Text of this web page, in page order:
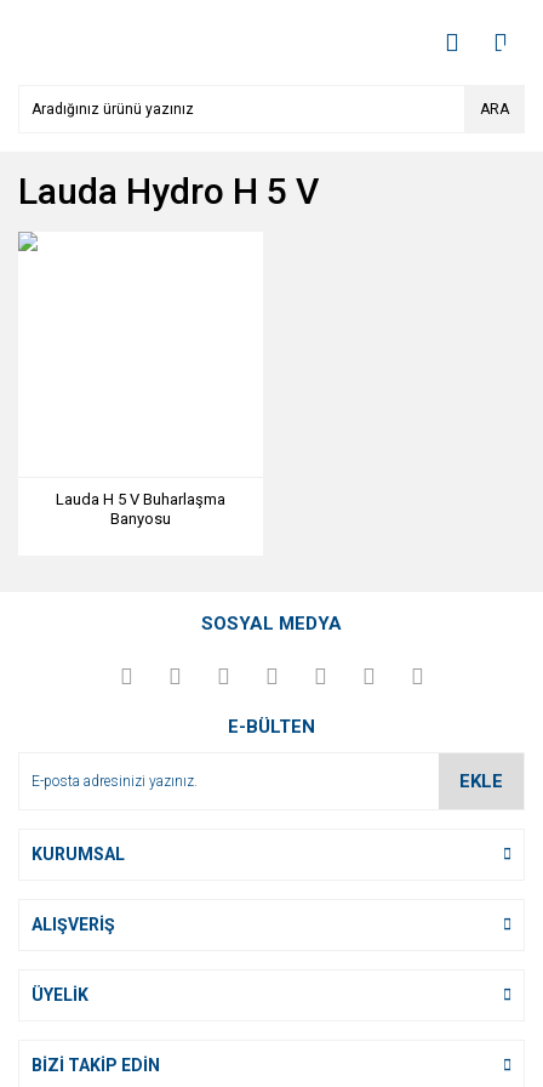
ARA
Lauda Hydro H 5 V
Lauda H 5 V Buharlaşma
Banyosu
SOSYAL MEDYA
E-BÜLTEN
EKLE
KURUMSAL
ALIŞVERİŞ
ÜYELİK
BİZİ TAKİP EDİN